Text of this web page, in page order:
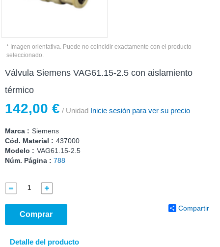
* Imagen orientativa. Puede no coincidir exactamente con el producto
seleccionado.
Válvula Siemens VAG61.15-2.5 con aislamiento
térmico
142,00 € / Unidad Inicie sesión para ver su precio
Marca : Siemens
Cód. Material : 437000
Modelo : VAG61.15-2.5
Núm. Página : 788
Comprar
Compartir
Detalle del producto